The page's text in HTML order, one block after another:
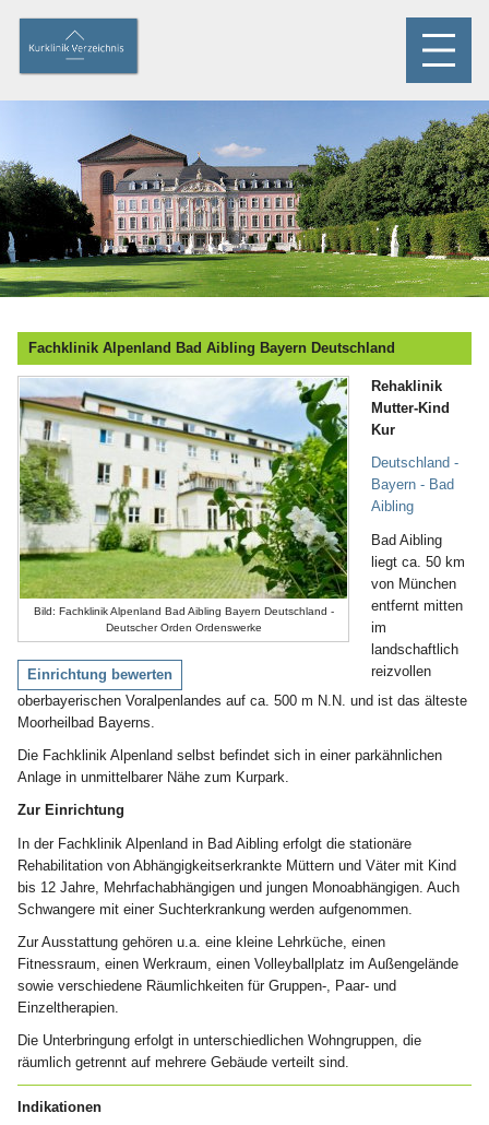
Fachklinik Alpenland Bad Aibling Bayern Deutschland
Bild: Fachklinik Alpenland Bad Aibling Bayern Deutschland -
Deutscher Orden Ordenswerke
Einrichtung bewerten
Rehaklinik
Mutter-Kind
Kur
Deutschland -
Bayern - Bad
Aibling
Bad Aibling
liegt ca. 50 km
von München
entfernt mitten
im
landschaftlich
reizvollen
oberbayerischen Voralpenlandes auf ca. 500 m N.N. und ist das älteste
Moorheilbad Bayerns.
Die Fachklinik Alpenland selbst befindet sich in einer parkähnlichen
Anlage in unmittelbarer Nähe zum Kurpark.
Zur Einrichtung
In der Fachklinik Alpenland in Bad Aibling erfolgt die stationäre
Rehabilitation von Abhängigkeitserkrankte Müttern und Väter mit Kind
bis 12 Jahre, Mehrfachabhängigen und jungen Monoabhängigen. Auch
Schwangere mit einer Suchterkrankung werden aufgenommen.
Zur Ausstattung gehören u.a. eine kleine Lehrküche, einen
Fitnessraum, einen Werkraum, einen Volleyballplatz im Außengelände
sowie verschiedene Räumlichkeiten für Gruppen-, Paar- und
Einzeltherapien.
Die Unterbringung erfolgt in unterschiedlichen Wohngruppen, die
räumlich getrennt auf mehrere Gebäude verteilt sind.
Indikationen